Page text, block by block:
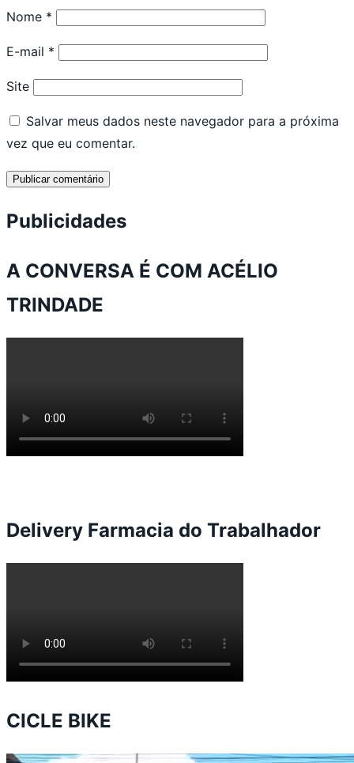
Nome *
E-mail *
Site
Salvar meus dados neste navegador para a próxima
vez que eu comentar.
Publicidades
A CONVERSA É COM ACÉLIO
TRINDADE
Delivery Farmacia do Trabalhador
CICLE BIKE